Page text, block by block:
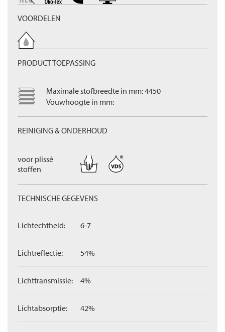
VOORDELEN
PRODUCT TOEPASSING
Maximale stofbreedte in mm: 4450
Vouwhoogte in mm:
REINIGING & ONDERHOUD
voor plissé
stoffen
TECHNISCHE GEGEVENS
Lichtechtheid: 6-7
Lichtreflectie: 54%
Lichttransmissie: 4%
Lichtabsorptie: 42%